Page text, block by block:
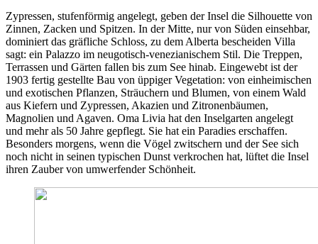
Zypressen, stufenförmig angelegt, geben der Insel die Silhouette von
Zinnen, Zacken und Spitzen. In der Mitte, nur von Süden einsehbar,
dominiert das gräfliche Schloss, zu dem Alberta bescheiden Villa
sagt: ein Palazzo im neugotisch-venezianischem Stil. Die Treppen,
Terrassen und Gärten fallen bis zum See hinab. Eingewebt ist der
1903 fertig gestellte Bau von üppiger Vegetation: von einheimischen
und exotischen Pflanzen, Sträuchern und Blumen, von einem Wald
aus Kiefern und Zypressen, Akazien und Zitronenbäumen,
Magnolien und Agaven. Oma Livia hat den Inselgarten angelegt
und mehr als 50 Jahre gepflegt. Sie hat ein Paradies erschaffen.
Besonders morgens, wenn die Vögel zwitschern und der See sich
noch nicht in seinen typischen Dunst verkrochen hat, lüftet die Insel
ihren Zauber von umwerfender Schönheit.